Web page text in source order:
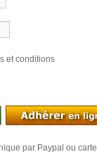
et conditions
par Paypal ou carte